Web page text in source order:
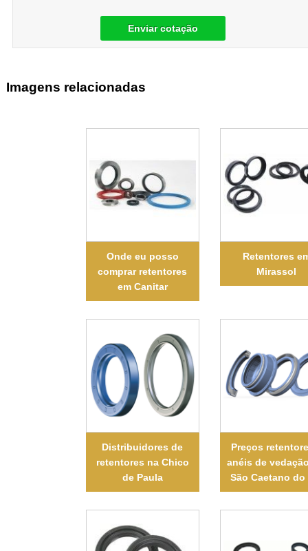
Enviar cotação
Imagens relacionadas
Onde eu posso
comprar retentores
em Canitar
Retentores
Mirassol
Distribuidores de
retentores na Chico
de Paula
Preços
anéis de
São Caetano do